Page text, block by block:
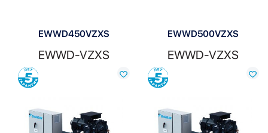
EWWD450VZXS
EWWD-VZXS
Сравнить
EWWD500VZXS
EWWD-VZXS
Сравнить